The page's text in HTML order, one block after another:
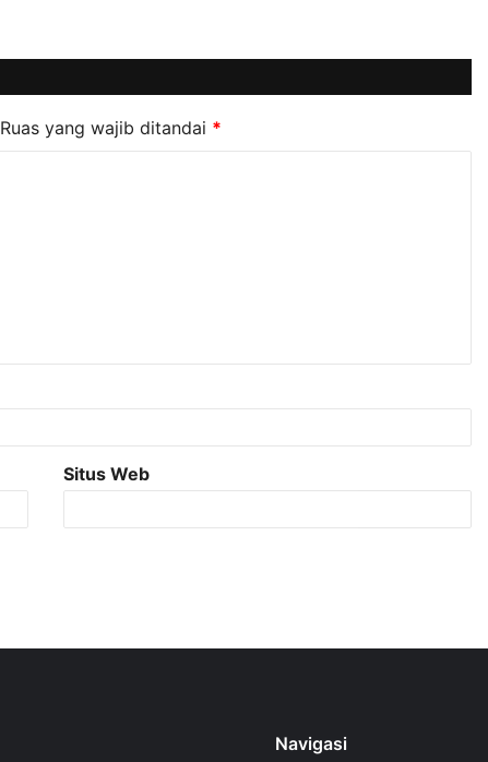
Ruas yang wajib ditandai *
Situs Web
Navigasi